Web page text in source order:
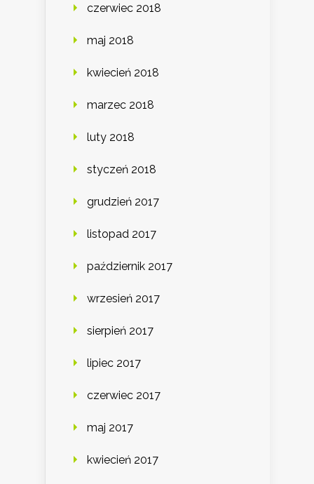
czerwiec 2018
maj 2018
kwiecień 2018
marzec 2018
luty 2018
styczeń 2018
grudzień 2017
listopad 2017
październik 2017
wrzesień 2017
sierpień 2017
lipiec 2017
czerwiec 2017
maj 2017
kwiecień 2017